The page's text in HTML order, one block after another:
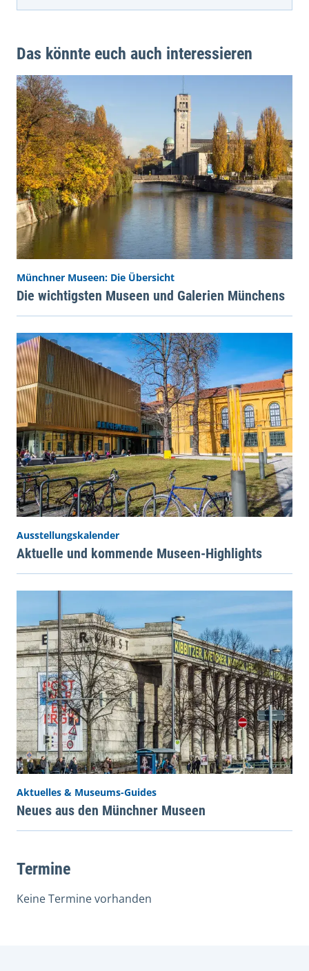
Das könnte euch auch interessieren
Münchner Museen: Die Übersicht
Die wichtigsten Museen und Galerien Münchens
Ausstellungskalender
Aktuelle und kommende Museen-Highlights
Aktuelles & Museums-Guides
Neues aus den Münchner Museen
Termine
Keine Termine vorhanden